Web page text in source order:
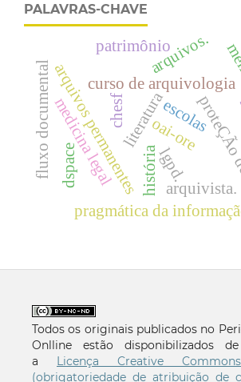
PALAVRAS-CHAVE
curso de arquivologia
arquivos permanentes lgpd.
literatura
arquivista.
pragmática da
escolas
medicina legal
fluxo documental
arquivos.
chesf
história
patrimônio
dspace
oai-ore
Todos os originais publicados no
Onlline estão disponibilizados
a Licença Creative
(obrigatoriedade de atribuição de